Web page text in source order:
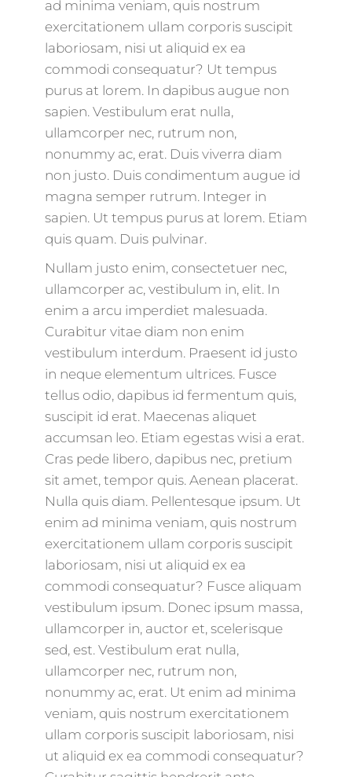
ad minima veniam, quis nostrum
exercitationem ullam corporis suscipit
laboriosam, nisi ut aliquid ex ea
commodi consequatur? Ut tempus
purus at lorem. In dapibus augue non
sapien. Vestibulum erat nulla,
ullamcorper nec, rutrum non,
nonummy ac, erat. Duis viverra diam
non justo. Duis condimentum augue id
magna semper rutrum. Integer in
sapien. Ut tempus purus at lorem. Etiam
quis quam. Duis pulvinar.
Nullam justo enim, consectetuer nec,
ullamcorper ac, vestibulum in, elit. In
enim a arcu imperdiet malesuada.
Curabitur vitae diam non enim
vestibulum interdum. Praesent id justo
in neque elementum ultrices. Fusce
tellus odio, dapibus id fermentum quis,
suscipit id erat. Maecenas aliquet
accumsan leo. Etiam egestas wisi a erat.
Cras pede libero, dapibus nec, pretium
sit amet, tempor quis. Aenean placerat.
Nulla quis diam. Pellentesque ipsum. Ut
enim ad minima veniam, quis nostrum
exercitationem ullam corporis suscipit
laboriosam, nisi ut aliquid ex ea
commodi consequatur? Fusce aliquam
vestibulum ipsum. Donec ipsum massa,
ullamcorper in, auctor et, scelerisque
sed, est. Vestibulum erat nulla,
ullamcorper nec, rutrum non,
nonummy ac, erat. Ut enim ad minima
veniam, quis nostrum exercitationem
ullam corporis suscipit laboriosam, nisi
ut aliquid ex ea commodi consequatur?